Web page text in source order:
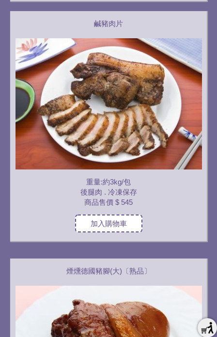
鹹豬肉片
重量:約3kg/包
後腿肉 . 冷凍保存
商品售價 $ 545
加入購物車
煙燻德國豬腳(大)〔熟品〕